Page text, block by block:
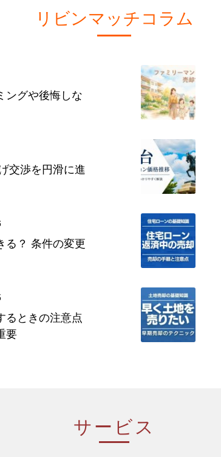
リビンマッチコラム
ングや後悔しな
交渉を円滑に進
る？ 条件の変更
るときの注意点
要
サービス